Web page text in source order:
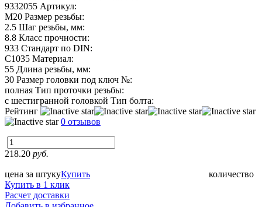
9332055 Артикул:
М20 Размер резьбы:
2.5 Шаг резьбы, мм:
8.8 Класс прочности:
933 Стандарт по DIN:
C1035 Материал:
55 Длина резьбы, мм:
30 Размер головки под ключ №:
полная Тип проточки резьбы:
с шестигранной головкой Тип болта:
Рейтинг
0 отзывов
218.20 руб.
цена за штуку количество
Купить
Купить в 1 клик
Расчет доставки